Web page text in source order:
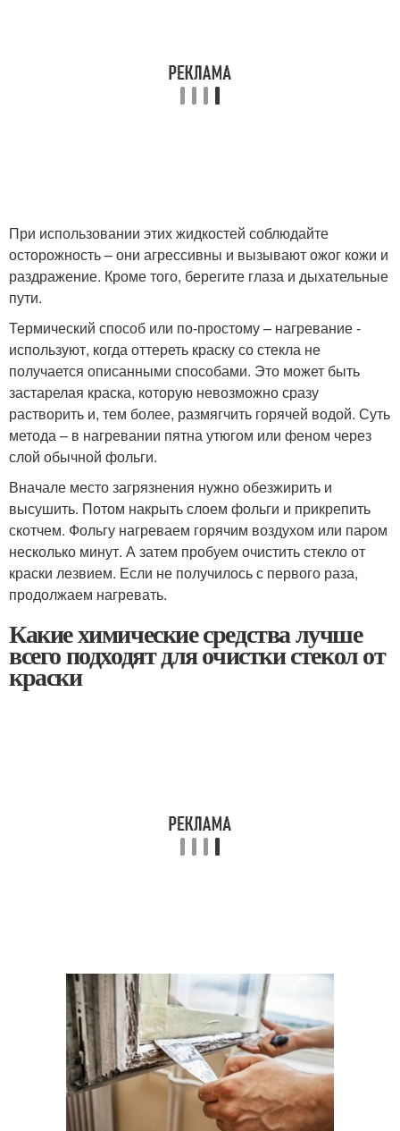
При использовании этих жидкостей соблюдайте
осторожность – они агрессивны и вызывают ожог кожи и
раздражение. Кроме того, берегите глаза и дыхательные
пути.
Термический способ или по-простому – нагревание -
используют, когда оттереть краску со стекла не
получается описанными способами. Это может быть
застарелая краска, которую невозможно сразу
растворить и, тем более, размягчить горячей водой. Суть
метода – в нагревании пятна утюгом или феном через
слой обычной фольги.
Вначале место загрязнения нужно обезжирить и
высушить. Потом накрыть слоем фольги и прикрепить
скотчем. Фольгу нагреваем горячим воздухом или паром
несколько минут. А затем пробуем очистить стекло от
краски лезвием. Если не получилось с первого раза,
продолжаем нагревать.
Какие химические средства лучше
всего подходят для очистки стекол от
краски